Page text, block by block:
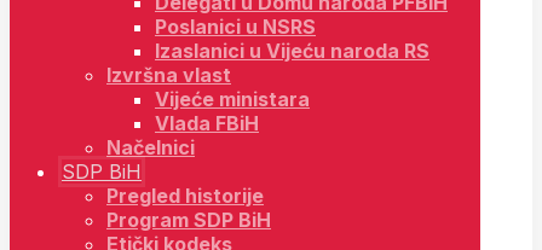
Poslanici u NSRS
Izaslanici u Vijeću naroda RS
Izvršna vlast
Vijeće ministara
Vlada FBiH
Načelnici
SDP BiH
Pregled historije
Program SDP BiH
Etički kodeks